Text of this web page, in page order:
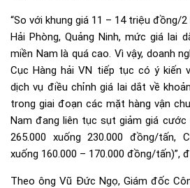
“So với khung giá 11 – 14 triệu đồng/
Hải Phòng, Quảng Ninh, mức giá lai
miền Nam là quá cao. Vì vậy, doanh
Cục Hàng hải VN tiếp tục có ý kiến
dịch vụ điều chỉnh giá lai dắt về
trong giai đoạn các mặt hàng vận
Nam đang liên tục sụt giảm giá
265.000 xuống 230.000 đồng/tấn,
xuống 160.000 – 170.000 đồng/tấn)”,
Theo ông Vũ Đức Ngọ, Giám đốc